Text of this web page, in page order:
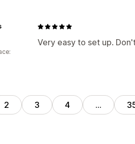
Very easy to set up.
2 3 4 …